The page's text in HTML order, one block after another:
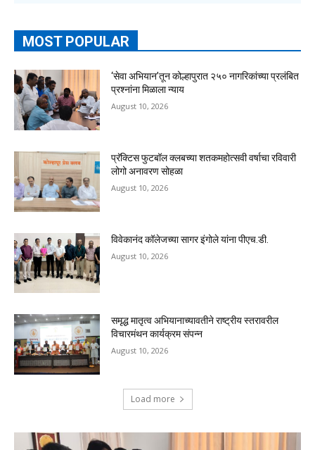
MOST POPULAR
‘सेवा अभियान’तून कोल्हापुरात २५० नागरिकांच्या प्रलंबित
प्रश्नांना मिळाला न्याय
August 10, 2026
प्रॅक्टिस फुटबॉल क्लबच्या शतकमहोत्सवी वर्षाचा रविवारी
लोगो अनावरण सोहळा
August 10, 2026
विवेकानंद कॉलेजच्या सागर इंगोले यांना पीएच.डी.
August 10, 2026
समृद्ध मातृत्व अभियानाच्यावतीने राष्ट्रीय स्तरावरील
विचारमंथन कार्यक्रम संपन्न
August 10, 2026
Load more